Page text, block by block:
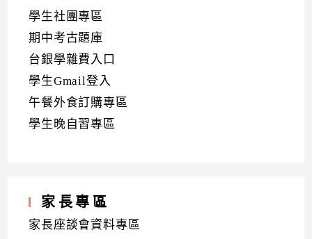
學生社團專區
期中考古題庫
台銀學雜費入口
學生Gmail登入
午餐外食訂購專區
學生晚自習專區
家長專區
家長座談會資料專區